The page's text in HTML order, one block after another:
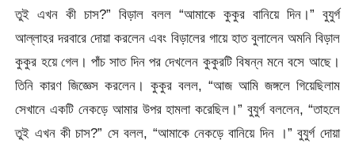
তুই এখন কী চাস?” বিড়াল বলল “আমাকে কুকুর বানিয়ে দিন।” বুযুর্গ
আল্লাহর দরবারে দোয়া করলেন এবং বিড়ালের গায়ে হাত বুলালেন অমনি বিড়াল
কুকুর হয়ে গেল। পাঁচ সাত দিন পর দেখলেন কুকুরটি বিষন্ন মনে বসে আছে।
তিনি কারণ জিজ্ঞেস করলেন। কুকুর বলল, “আজ আমি জঙ্গলে গিয়েছিলাম
সেখানে একটি নেকড়ে আমার উপর হামলা করেছিল।” বুযুর্গ বললেন, “তাহলে
তুই এখন কী চাস?” সে বলল, “আমাকে নেকড়ে বানিয়ে দিন ।” বুযুর্গ দোয়া